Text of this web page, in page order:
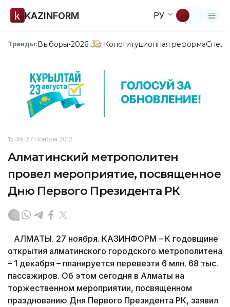
KAZINFORM РУ
Тренды:Выборы-2026 Конституционная реформа
15:39, 27 Ноября 2012
Алматинский метрополитен
провел мероприятие, посвященное
Дню Первого Президента РК
АЛМАТЫ. 27 ноября. КАЗИНФОРМ – К годовщине
открытия алматинского городского метрополитена
– 1 декабря – планируется перевезти 6 млн. 68 тыс.
пассажиров. Об этом сегодня в Алматы на
торжественном мероприятии, посвященном
празднованию Дня Первого Президента РК, заявил